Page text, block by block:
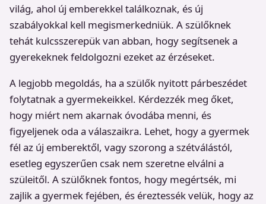
világ, ahol új emberekkel találkoznak, és új
szabályokkal kell megismerkedniük. A szülőknek
tehát kulcsszerepük van abban, hogy segítsenek a
gyerekeknek feldolgozni ezeket az érzéseket.
A legjobb megoldás, ha a szülők nyitott párbeszédet
folytatnak a gyermekeikkel. Kérdezzék meg őket,
hogy miért nem akarnak óvodába menni, és
figyeljenek oda a válaszaikra. Lehet, hogy a gyermek
fél az új emberektől, vagy szorong a szétválástól,
esetleg egyszerűen csak nem szeretne elválni a
szüleitől. A szülőknek fontos, hogy megértsék, mi
zajlik a gyermek fejében, és éreztessék velük, hogy az